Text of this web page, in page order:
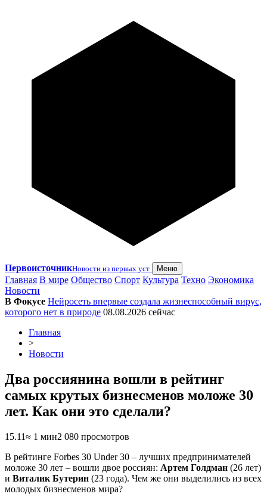
ПервоисточникНовости из первых уст Меню
Главная В мире Общество Спорт Культура Техно Экономика
Новости
В Фокусе Нейросеть впервые создала жизнеспособный вирус,
которого нет в природе 08.08.2026 сейчас
Главная
>
Новости
​Два россиянина вошли в рейтинг
самых крутых бизнесменов моложе 30
лет. Как они это сделали?
15.11≈ 1 мин2 080 просмотров
В рейтинге Forbes 30 Under 30 – лучших предпринимателей
моложе 30 лет – вошли двое россиян: Артем Голдман (26 лет)
и Виталик Бутерин (23 года). Чем же они выделились из всех
молодых бизнесменов мира?